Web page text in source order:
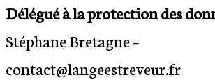
Délégué à la protection des
StéphaneBretagne–
contact@langeestreveur.fr